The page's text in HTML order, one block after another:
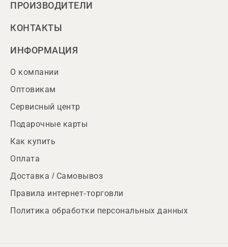
ПРОИЗВОДИТЕЛИ
КОНТАКТЫ
ИНФОРМАЦИЯ
О компании
Оптовикам
Сервисный центр
Подарочные карты
Как купить
Оплата
Доставка / Самовывоз
Правила интернет-торговли
Политика обработки персональных данных